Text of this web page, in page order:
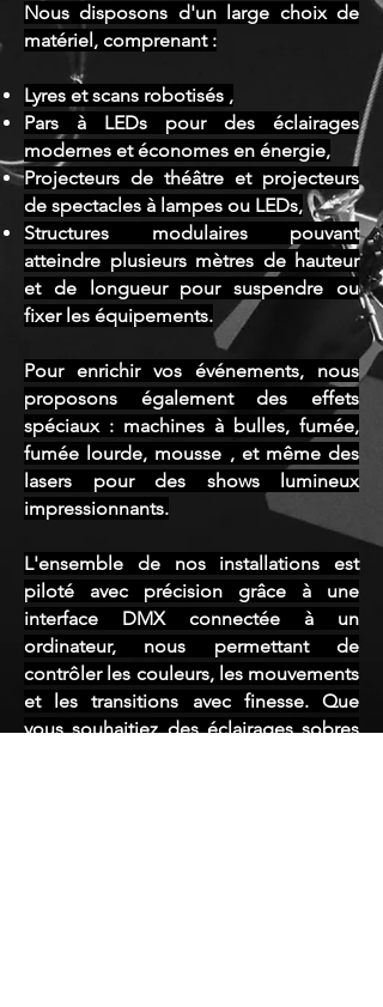
Nous disposons d'un large choix de
matériel, comprenant :
Lyres et scans robotisés ,
Pars à LEDs pour des éclairages
modernes et économes en énergie,
Projecteurs de théâtre et projecteurs
de spectacles à lampes ou LEDs,
Structures modulaires pouvant
atteindre plusieurs mètres de hauteur
et de longueur pour suspendre ou
fixer les équipements.
Pour enrichir vos événements, nous
proposons également des effets
spéciaux : machines à bulles, fumée,
fumée lourde, mousse , et même des
lasers pour des shows lumineux
impressionnants.
L'ensemble de nos installations est
piloté avec précision grâce à une
interface DMX connectée à un
ordinateur, nous permettant de
contrôler les couleurs, les mouvements
et les transitions avec finesse. Que
vous souhaitiez des éclairages sobres